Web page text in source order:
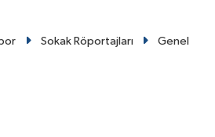
Sokak Röportajları
Genel